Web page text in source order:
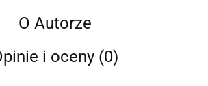
O Autorze
i oceny (0)